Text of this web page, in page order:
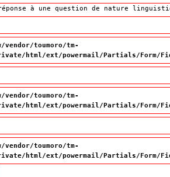
réponse à une question de nature
toumoro/tm-
html/ext/powermail/Partials/Form/
toumoro/tm-
html/ext/powermail/Partials/Form/
toumoro/tm-
html/ext/powermail/Partials/Form/